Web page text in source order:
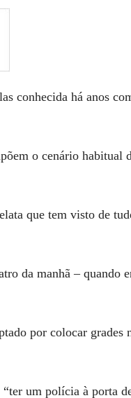
conhecida há anos
o cenário
que tem visto de
da manhã – quando
por colocar grades
um polícia à porta